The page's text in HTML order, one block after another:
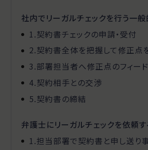
社内でリーガルチェックを行う一
1.契約書チェックの申請・受付
2.契約書全体を把握して修正点
3.部署担当者へ修正点のフィー
4.契約相手との交渉
5.契約書の締結
弁護士にリーガルチェックを依頼
1.担当部署で契約書と申し送り